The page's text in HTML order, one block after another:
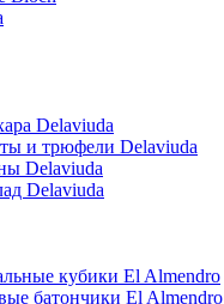
Delaviuda
и трюфели Delaviuda
Delaviuda
Delaviuda
кубики El Almendro
батончики El Almendro